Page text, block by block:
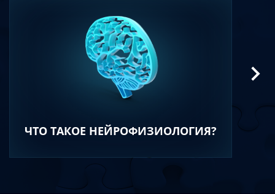
ЧТО ТАКОЕ НЕЙРОФИЗИОЛОГИЯ?